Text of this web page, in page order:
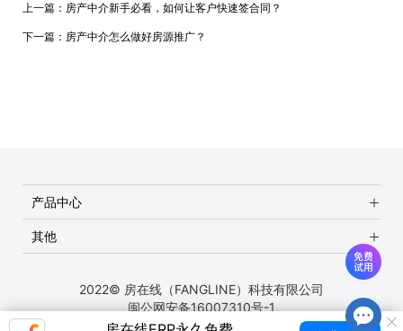
上一篇： 房产中介新手必看，如何让客户快速签合同？
下一篇： 房产中介怎么做好房源推广？
产品中心
其他
2022© 房在线（FANGLINE）科技有限公司
闽公网安备16007310号-1